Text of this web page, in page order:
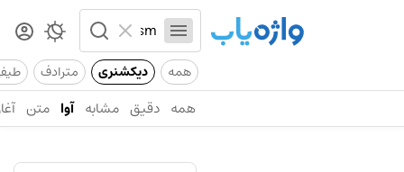
همه دیکشنری مترادف
همه دقیق مشابه آوا متن